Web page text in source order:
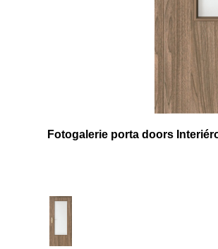
Fotogalerie porta doors